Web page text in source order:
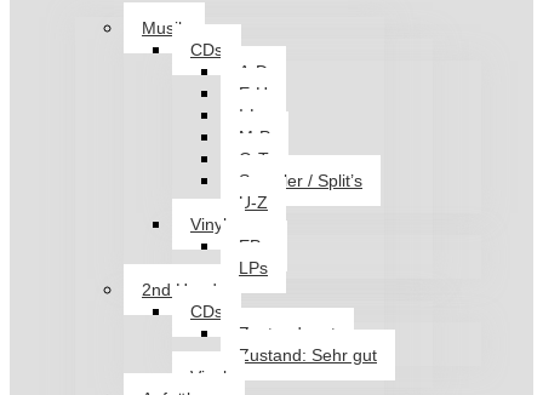
Musik
CDs
A-D
E-H
I-L
M-P
Q-T
Sampler / Split’s
U-Z
Vinyl
EPs
LPs
2nd Hand
CDs
Zustand: gut
Zustand: Sehr gut
Vinyl